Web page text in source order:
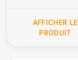
AFFICHER LE
PRODUIT